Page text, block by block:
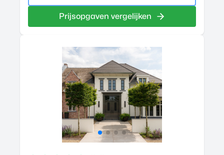
Prijsopgaven vergelijken